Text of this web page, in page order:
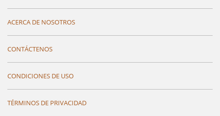
ACERCA DE NOSOTROS
CONTÁCTENOS
CONDICIONES DE USO
TÉRMINOS DE PRIVACIDAD